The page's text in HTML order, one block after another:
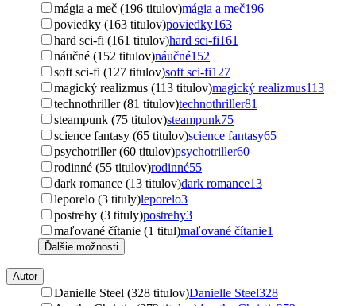
mágia a meč (196 titulov)mágia a meč196
poviedky (163 titulov)poviedky163
hard sci-fi (161 titulov)hard sci-fi161
náučné (152 titulov)náučné152
soft sci-fi (127 titulov)soft sci-fi127
magický realizmus (113 titulov)magický realizmus113
technothriller (81 titulov)technothriller81
steampunk (75 titulov)steampunk75
science fantasy (65 titulov)science fantasy65
psychotriller (60 titulov)psychotriller60
rodinné (55 titulov)rodinné55
dark romance (13 titulov)dark romance13
leporelo (3 tituly)leporelo3
postrehy (3 tituly)postrehy3
maľované čítanie (1 titul)maľované čítanie1
Ďalšie možnosti
Autor
Danielle Steel (328 titulov)Danielle Steel328